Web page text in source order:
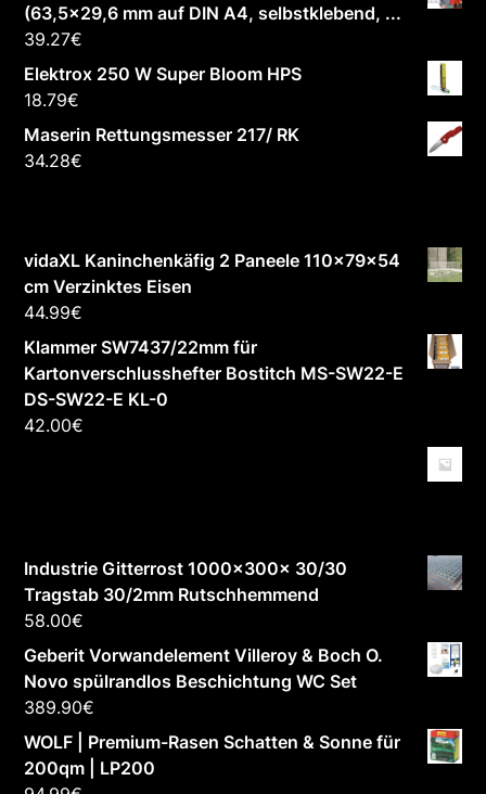
(63,5x29,6 mm auf DIN A4, selbstklebend, ...
39.27€
Elektrox 250 W Super Bloom HPS
18.79€
Maserin Rettungsmesser 217/ RK
34.28€
vidaXL Kaninchenkäfig 2 Paneele 110x79x54
cm Verzinktes Eisen
44.99€
Klammer SW7437/22mm für
Kartonverschlusshefter Bostitch MS-SW22-E
DS-SW22-E KL-0
42.00€
Industrie Gitterrost 1000x300x 30/30
Tragstab 30/2mm Rutschhemmend
58.00€
Geberit Vorwandelement Villeroy & Boch O.
Novo spülrandlos Beschichtung WC Set
389.90€
WOLF | Premium-Rasen Schatten & Sonne für
200qm | LP200